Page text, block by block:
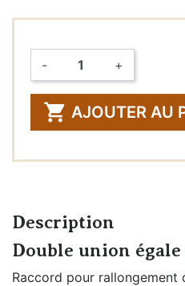
Quantité
- +
 AJOUTER AU
Description
Double union
Raccord pour rallongement